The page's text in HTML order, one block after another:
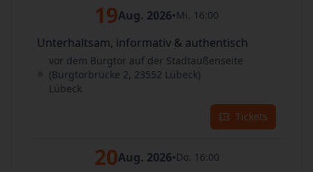
19Aug. 2026•Mi. 16:00
Unterhaltsam, informativ & authentisch
vor dem Burgtor auf der Stadtaußenseite
(Burgtorbrücke 2, 23552 Lübeck)
Lübeck
Tickets
20Aug. 2026•Do. 16:00